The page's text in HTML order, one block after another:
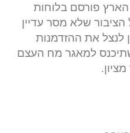
הארץ פורסם בלוחות
הציבור שלא מסר עדיין
לנצל את ההזדמנות
למאגר מח העצם